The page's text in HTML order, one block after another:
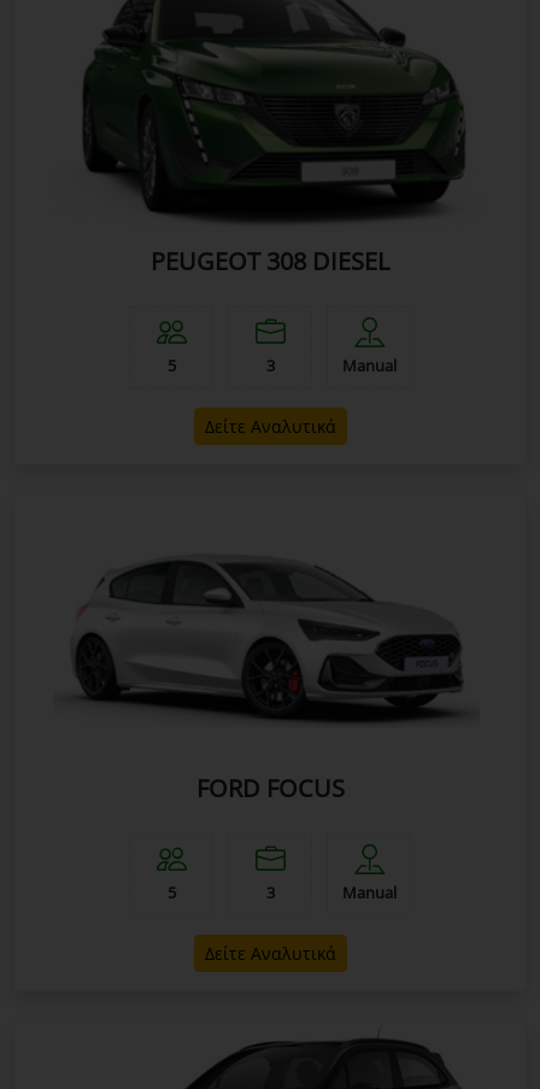
PEUGEOT 308 DIESEL
5 3 Manual
Δείτε Αναλυτικά
FORD FOCUS
5 3 Manual
Δείτε Αναλυτικά